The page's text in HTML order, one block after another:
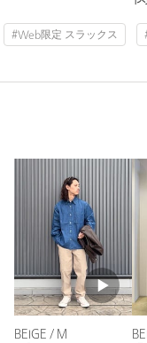
【注意事項】
り、実際の色味と異な
お問い合わせの際は
スデスクまで下記の
品名：CSN★★JF
Thickness of thigh
Check the
Try this
#Web限定 スラックス
BEIGE / M